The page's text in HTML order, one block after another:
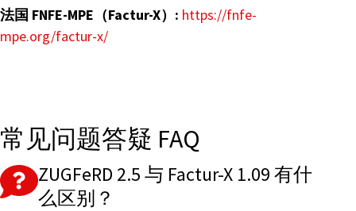
法国 FNFE-MPE（Factur-X）: https://fnfe-
mpe.org/factur-x/
常见问题答疑 FAQ
ZUGFeRD 2.5 与 Factur-X 1.09 有什
么区别？